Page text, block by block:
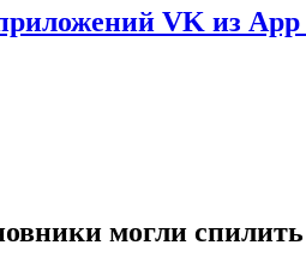
VK из App
могли